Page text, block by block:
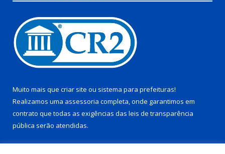
Muito mais que criar site ou sistema para prefeituras!
Realizamos uma assessoria completa, onde garantimos em
contrato que todas as exigências das leis de transparência
pública serão atendidas.